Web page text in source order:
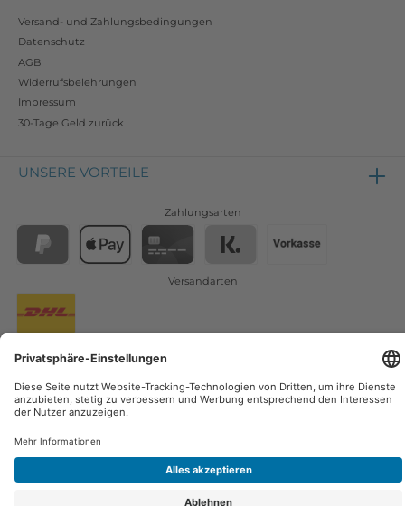
Versand- und Zahlungsbedingungen
Datenschutz
AGB
Widerrufsbelehrungen
Impressum
30-Tage Geld zurück
UNSERE VORTEILE
Zahlungsarten
Versandarten
Osmoseanlagen Zubehör Filter Wasserfilter
Blog
Membranen
3 Wege Wasserhahn
© 2021 Filterplatz - Alle Rechte vorbehalten.